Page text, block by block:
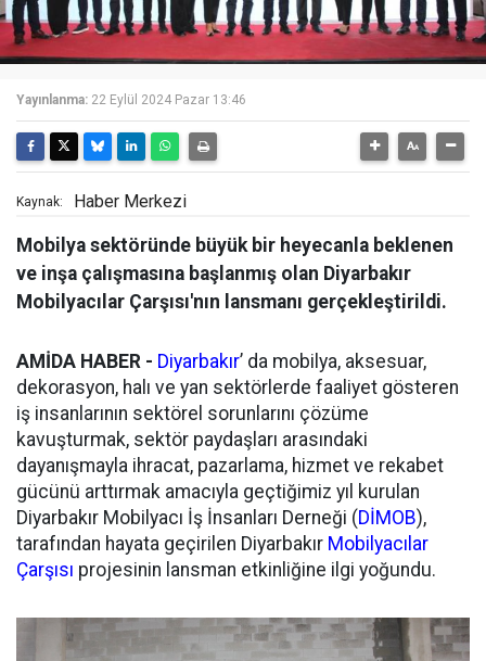
Yayınlanma: 22 Eylül 2024 Pazar 13:46
Kaynak: Haber Merkezi
Mobilya sektöründe büyük bir heyecanla beklenen
ve inşa çalışmasına başlanmış olan Diyarbakır
Mobilyacılar Çarşısı'nın lansmanı gerçekleştirildi.
AMİDA HABER - Diyarbakır’ da mobilya, aksesuar,
dekorasyon, halı ve yan sektörlerde faaliyet gösteren
iş insanlarının sektörel sorunlarını çözüme
kavuşturmak, sektör paydaşları arasındaki
dayanışmayla ihracat, pazarlama, hizmet ve rekabet
gücünü arttırmak amacıyla geçtiğimiz yıl kurulan
Diyarbakır Mobilyacı İş İnsanları Derneği (DİMOB),
tarafından hayata geçirilen Diyarbakır Mobilyacılar
Çarşısı projesinin lansman etkinliğine ilgi yoğundu.